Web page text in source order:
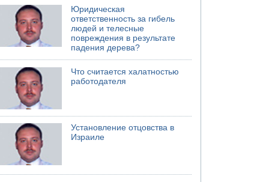
05.08.2026 18:30
Израиль провел испытания системы
противоракетной обороны "Хец"
05.08.2026 18:28
МАДА призывает израильтян срочно сдавать
Юридическая
ответственность за гибель
людей и телесные
повреждения в результате
падения дерева?
Что считается халатностью
работодателя
Установление отцовства в
Израиле